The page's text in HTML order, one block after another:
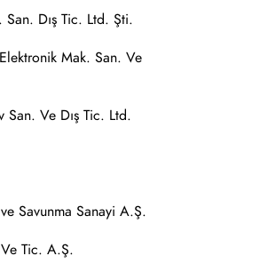
Dış Tic. Ltd. Şti.
Mak. San. Ve
San. Ve Dış Tic. Ltd.
Savunma Sanayi A.Ş.
Tic. A.Ş.